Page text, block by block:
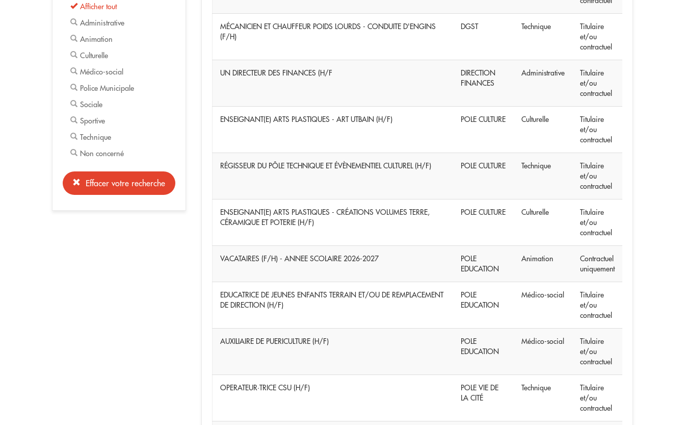
Afficher tout
Administrative
Animation
Culturelle
Médico-social
Police Municipale
Sociale
Sportive
Technique
Non concerné
Effacer votre recherche
MÉCANICIEN ET CHAUFFEUR POIDS LOURDS - CONDUITE D'ENGINS
(F/H)
DGST Technique
Titulaire
et/ou
contractuel
UN DIRECTEUR DES FINANCES (H/F
DIRECTION
FINANCES
Administrative
Titulaire
et/ou
contractuel
ENSEIGNANT(E) ARTS PLASTIQUES - ART UTBAIN (H/F) POLE CULTURE Culturelle
Titulaire
et/ou
contractuel
RÉGISSEUR DU PÔLE TECHNIQUE ET ÉVÈNEMENTIEL CULTUREL (H/F) POLE CULTURE Technique
Titulaire
et/ou
contractuel
ENSEIGNANT(E) ARTS PLASTIQUES - CRÉATIONS VOLUMES TERRE,
CÉRAMIQUE ET POTERIE (H/F)
POLE CULTURE Culturelle
Titulaire
et/ou
contractuel
VACATAIRES (F/H) - ANNEE SCOLAIRE 2026-2027
POLE
EDUCATION
Animation
Contractuel
uniquement
EDUCATRICE DE JEUNES ENFANTS TERRAIN ET/OU DE REMPLACEMENT
DE DIRECTION (H/F)
POLE
EDUCATION
Médico-social
Titulaire
et/ou
contractuel
AUXILIAIRE DE PUERICULTURE (H/F)
POLE
EDUCATION
Médico-social
Titulaire
et/ou
contractuel
OPERATEUR·TRICE CSU (H/F)
POLE VIE DE
LA CITÉ
Technique
Titulaire
et/ou
contractuel